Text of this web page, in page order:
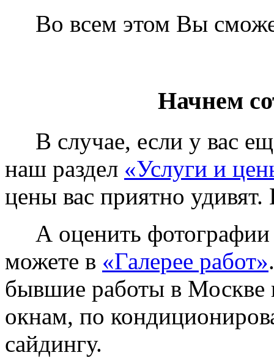
Во всем этом Вы
Начнем
В случае, если у вас
наш раздел «Услуги и
цены вас приятно
А оценить фотографии
можете в «Галерее работ»
бывшие работы в Москве
окнам, по
сайдингу.